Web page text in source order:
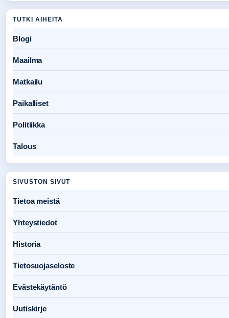
TUTKI AIHEITA
Blogi
Maailma
Matkailu
Paikalliset
Politiikka
Talous
SIVUSTON SIVUT
Tietoa meistä
Yhteystiedot
Historia
Tietosuojaseloste
Evästekäytäntö
Uutiskirje